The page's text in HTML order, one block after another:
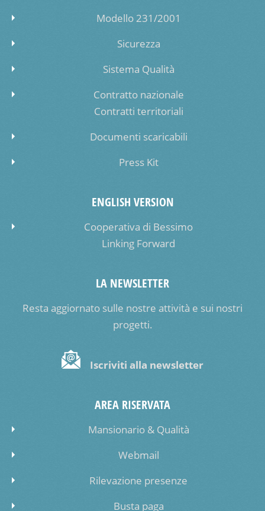
Modello 231/2001
Sicurezza
Sistema Qualità
Contratto nazionale
Contratti territoriali
Documenti scaricabili
Press Kit
ENGLISH VERSION
Cooperativa di Bessimo
Linking Forward
LA NEWSLETTER
Resta aggiornato sulle nostre attività e sui nostri
progetti.
Iscriviti alla newsletter
AREA RISERVATA
Mansionario & Qualità
Webmail
Rilevazione presenze
Busta paga